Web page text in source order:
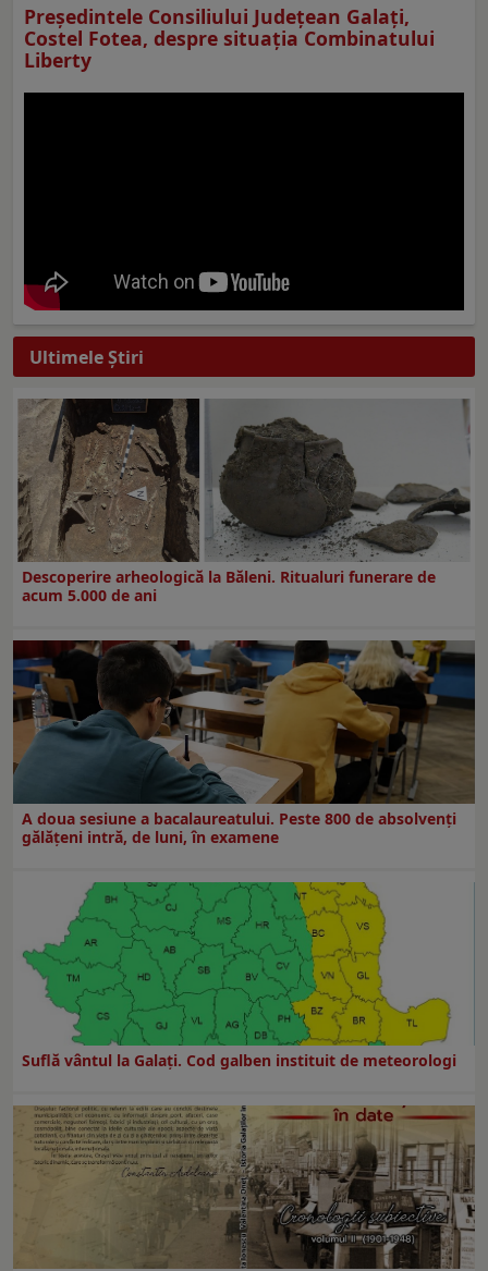
Preşedintele Consiliului Judeţean Galaţi,
Costel Fotea, despre situaţia Combinatului
Liberty
Ultimele Ştiri
Descoperire arheologică la Băleni. Ritualuri funerare de
acum 5.000 de ani
A doua sesiune a bacalaureatului. Peste 800 de absolvenţi
gălăţeni intră, de luni, în examene
Suflă vântul la Galaţi. Cod galben instituit de meteorologi